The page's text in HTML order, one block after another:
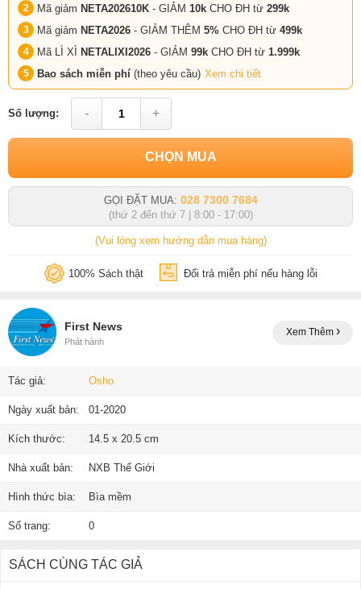
Mã giảm NETA202610K - GIẢM 10k CHO ĐH từ 299k
Mã giảm NETA2026 - GIẢM THÊM 5% CHO ĐH từ 499k
Mã LÌ XÌ NETALIXI2026 - GIẢM 99k CHO ĐH từ 1.999k
Bao sách miễn phí (theo yêu cầu) Xem chi tiết
Số lượng: - +
CHỌN MUA
GỌI ĐẶT MUA: 028 7300 7684
(thứ 2 đến thứ 7 | 8:00 - 17:00)
(Vui lòng xem hướng dẫn mua hàng)
100% Sách thật Đổi trả miễn phí nếu hàng lỗi
First News
Phát hành
Xem Thêm
Tác giả: Osho
Ngày xuất bản: 01-2020
Kích thước: 14.5 x 20.5 cm
Nhà xuất bản: NXB Thế Giới
Hình thức bìa: Bìa mềm
Số trang: 0
SÁCH CÙNG TÁC GIẢ